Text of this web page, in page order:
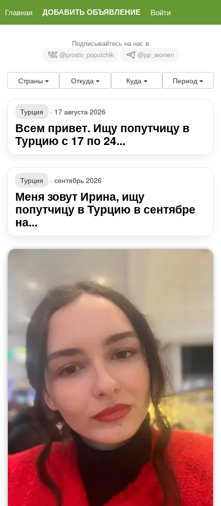
Главная ДОБАВИТЬ ОБЪЯВЛЕНИЕ Войти
Подписывайтесь на нас в
@prosto_poputchik
@pp_women
Страны Откуда Куда Период
Турция · 17 августа 2026
Всем привет. Ищу попутчицу в
Турцию с 17 по 24...
Турция · сентябрь 2026
Меня зовут Ирина, ищу
попутчицу в Турцию в сентябре
на...